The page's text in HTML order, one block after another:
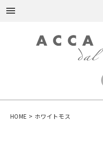
menu
HOME ホワイトモス